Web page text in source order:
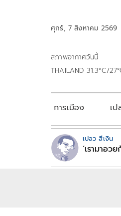
ศุกร์, 7 สิงหาคม 2569
สภาพอากาศวันนี้
THAILAND 31.3°C/
การเมือง เ
เปลว สีเงิน
‘เรามาอวย